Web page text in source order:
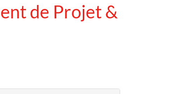
de Projet &